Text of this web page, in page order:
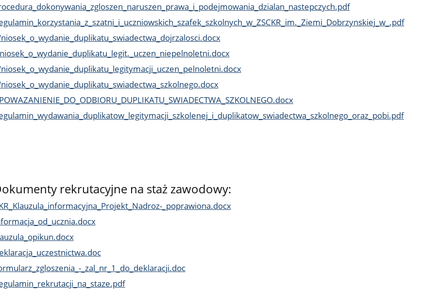
OLNEGO.docx
rekrutacyjne na staż zawodowy:
_poprawiona.docx
_zal_nr_1_do_deklaracji.doc